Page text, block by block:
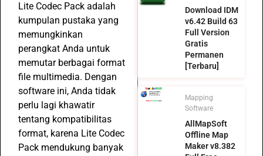
Lite Codec Pack adalah
kumpulan pustaka yang
memungkinkan
perangkat Anda untuk
memutar berbagai format
file multimedia. Dengan
software ini, Anda tidak
perlu lagi khawatir
tentang kompatibilitas
format, karena Lite Codec
Pack mendukung banyak
Download IDM
v6.42 Build 63
Full Version
Gratis
Permanen
[Terbaru]
Mapping
Software
AllMapSoft
Offline Map
Maker v8.382